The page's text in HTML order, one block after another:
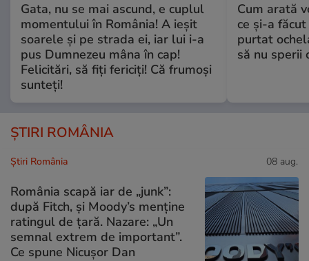
Gata, nu se mai ascund, e cuplul
momentului în România! A ieșit
soarele și pe strada ei, iar lui i-a
pus Dumnezeu mâna în cap!
Felicitări, să fiți fericiți! Că frumoși
sunteți!
Cum arată
ce și-a
purtat
să nu sperii
ȘTIRI ROMÂNIA
Știri România 08 aug.
România scapă iar de „junk”:
după Fitch, și Moody’s menține
ratingul de țară. Nazare: „Un
semnal extrem de important”.
Ce spune Nicușor Dan